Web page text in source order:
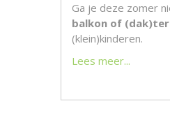
Ga je deze zomer
balkon of
(klein)kinderen.
Lees meer...